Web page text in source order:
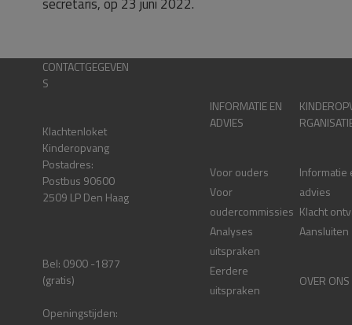
CONTACTGEGEVEN
S
Klachtenloket
Kinderopvang
Postadres:
Postbus 90600
2509 LP Den Haag
Bel: 0900 -1877
(gratis)
Openingstijden:
INFORMATIE EN
ADVIES
Voor ouders
Voor
oudercommissies
Analyses
uitspraken
Eerdere
uitspraken
Informatie
advies
Klacht
Aansluiten
OVER ONS